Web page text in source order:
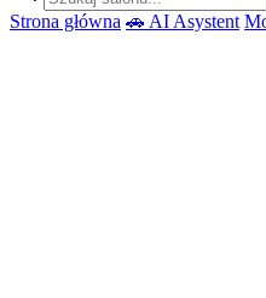
Strona główna 🚗 AI Asystent